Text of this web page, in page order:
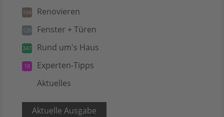
104 Renovieren
120 Fenster + Türen
347 Rund um's Haus
18 Experten-Tipps
Aktuelles
Aktuelle Ausgabe